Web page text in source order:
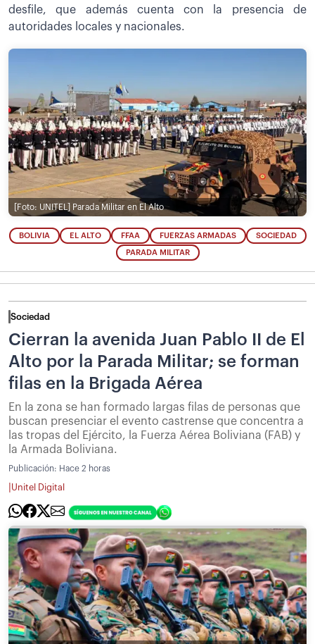
desfile, que además cuenta con la presencia de
autoridades locales y nacionales.
[Foto: UNITEL] Parada Militar en El Alto
BOLIVIA EL ALTO FFAA FUERZAS ARMADAS SOCIEDAD
PARADA MILITAR
Sociedad
Cierran la avenida Juan Pablo II de El
Alto por la Parada Militar; se forman
filas en la Brigada Aérea
En la zona se han formado largas filas de personas que
buscan presenciar el evento castrense que concentra a
las tropas del Ejército, la Fuerza Aérea Boliviana (FAB) y
la Armada Boliviana.
Publicación: Hace 2 horas
Unitel Digital